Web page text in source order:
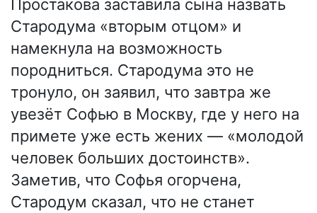
Простакова заставила сына назвать
Стародума «вторым отцом» и
намекнула на возможность
породниться. Стародума это не
тронуло, он заявил, что завтра же
увезёт Софью в Москву, где у него на
примете уже есть жених — «молодой
человек больших достоинств».
Заметив, что Софья огорчена,
Стародум сказал, что не станет